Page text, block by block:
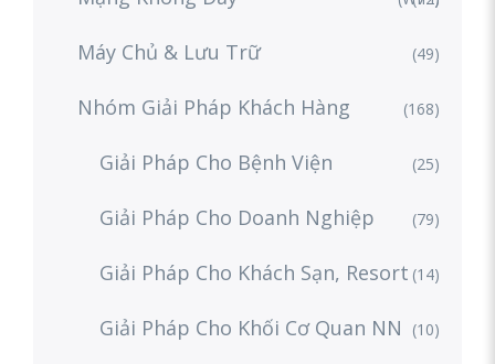
Máy Chủ & Lưu Trữ (49)
Nhóm Giải Pháp Khách Hàng (168)
Giải Pháp Cho Bệnh Viện (25)
Giải Pháp Cho Doanh Nghiệp (79)
Giải Pháp Cho Khách Sạn, Resort (14)
Giải Pháp Cho Khối Cơ Quan NN (10)